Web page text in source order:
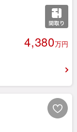
4,380万円